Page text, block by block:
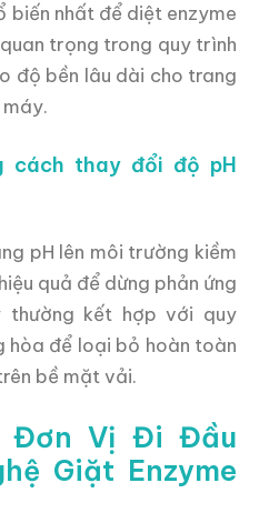
biến nhất để diệt enzyme
trọng trong quy trình
độ bền lâu dài cho trang
cách thay đổi độ pH
pH lên môi trường kiềm
quả để dừng phản ứng
thường kết hợp với quy
để loại bỏ hoàn toàn
bề mặt vải.
Đơn Vị Đi Đầu
Giặt Enzyme